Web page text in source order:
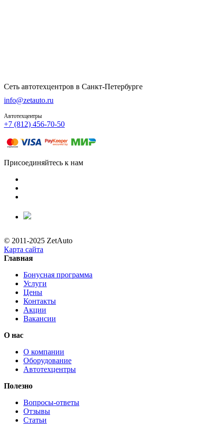
Сеть автотехцентров в Санкт-Петербурге
info@zetauto.ru
Автотехцентры
+7 (812) 456-70-50
Присоединяйтесь к нам
© 2011-2025 ZetAuto
Карта сайта
Главная
Бонусная программа
Услуги
Цены
Контакты
Акции
Вакансии
О нас
О компании
Оборудование
Автотехцентры
Полезно
Вопросы-ответы
Отзывы
Статьи